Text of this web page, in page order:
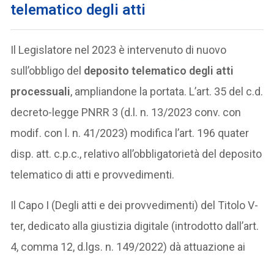
telematico degli atti
Il Legislatore nel 2023 è intervenuto di nuovo
sull’obbligo del deposito telematico degli atti
processuali, ampliandone la portata. L’art. 35 del c.d.
decreto-legge PNRR 3 (d.l. n. 13/2023 conv. con
modif. con l. n. 41/2023) modifica l’art. 196 quater
disp. att. c.p.c., relativo all’obbligatorietà del deposito
telematico di atti e provvedimenti.
Il Capo I (Degli atti e dei provvedimenti) del Titolo V-
ter, dedicato alla giustizia digitale (introdotto dall’art.
4, comma 12, d.lgs. n. 149/2022) dà attuazione ai